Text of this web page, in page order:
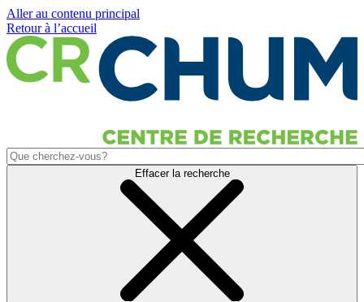
Aller au contenu principal
Retour à l’accueil
Effacer la recherche